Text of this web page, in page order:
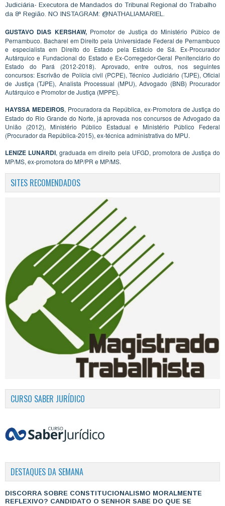
Judiciária- Executora de Mandados do Tribunal Regional do Trabalho
da 8ª Região. NO INSTAGRAM: @NATHALIAMARIEL.
GUSTAVO DIAS KERSHAW, Promotor de Justiça do Ministério Púbico de
Pernambuco. Bacharel em Direito pela Universidade Federal de Pernambuco
e especialista em Direito do Estado pela Estácio de Sá. Ex-Procurador
Autárquico e Fundacional do Estado e Ex-Corregedor-Geral Penitenciário do
Estado do Pará (2012-2018). Aprovado, entre outros, nos seguintes
concursos: Escrivão de Polícia civil (PCPE), Técnico Judiciário (TJPE), Oficial
de Justiça (TJPE), Analista Processual (MPU), Advogado (BNB) Procurador
Autárquico e Promotor de Justiça (MPPE).
HAYSSA MEDEIROS, Procuradora da República, ex-Promotora de Justiça do
Estado do Rio Grande do Norte, já aprovada nos concursos de Advogado da
União (2012), Ministério Público Estadual e Ministério Público Federal
(Procurador da República-2015), ex-técnica administrativa do MPU.
LENIZE LUNARDI, graduada em direito pela UFGD, promotora de Justiça do
MP/MS, ex-promotora do MP/PR e MP/MS.
SITES RECOMENDADOS
CURSO SABER JURÍDICO
DESTAQUES DA SEMANA
DISCORRA SOBRE CONSTITUCIONALISMO MORALMENTE
REFLEXIVO? CANDIDATO O SENHOR SABE DO QUE SE